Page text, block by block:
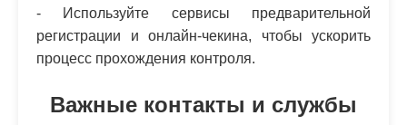
- Используйте сервисы предварительной
регистрации и онлайн-чекина, чтобы ускорить
процесс прохождения контроля.
Важные контакты и службы